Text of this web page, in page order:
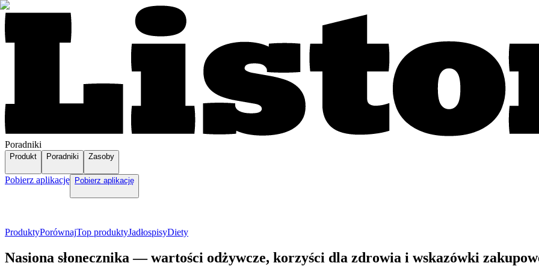
Poradniki
Produkt Poradniki Zasoby
Pobierz aplikację Pobierz aplikację
ProduktyPorównajTop produktyJadłospisyDiety
Nasiona słonecznika — wartości odżywcze, korzyści dla zdrowia i wskazówki